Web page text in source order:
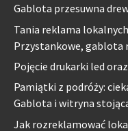
Gablota przesuwna
Tania reklama
Przystankowe, gablota
Pojęcie drukarki led
Pamiątki z podróży:
Gablota i witryna
Jak rozreklamować